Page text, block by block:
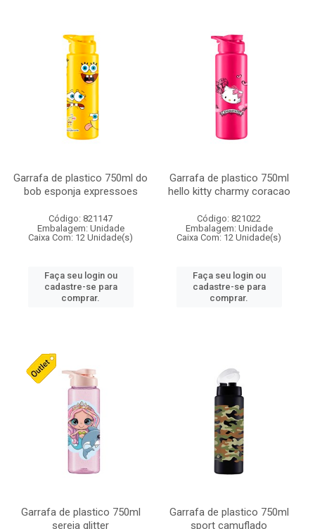
Garrafa de plastico 750ml do
bob esponja expressoes
Código: 821147
Embalagem: Unidade
Caixa Com: 12 Unidade(s)
Faça seu login ou
cadastre-se para
comprar.
Garrafa de plastico 750ml
hello kitty charmy coracao
Código: 821022
Embalagem: Unidade
Caixa Com: 12 Unidade(s)
Faça seu login ou
cadastre-se para
comprar.
Garrafa de plastico 750ml
sereia glitter
Garrafa de plastico 750ml
sport camuflado